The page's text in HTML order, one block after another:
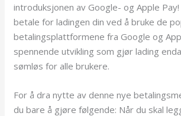
introduksjonen av Google- og Apple
betale for ladingen din ved å bruke de
betalingsplattformene fra Google og
spennende utvikling som gjør lading
sømløs for alle brukere.
For å dra nytte av denne nye
du bare å gjøre følgende: Når du skal